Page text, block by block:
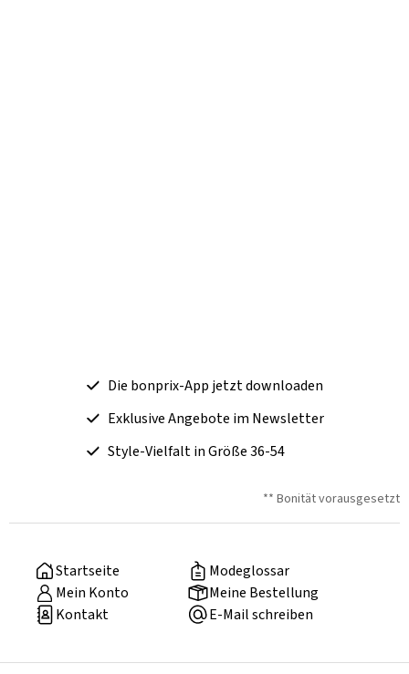
Die bonprix-App jetzt downloaden
Exklusive Angebote im Newsletter
Style-Vielfalt in Größe 36-54
** Bonität vorausgesetzt
Startseite
Modeglossar
Mein Konto
Meine Bestellung
Kontakt
E-Mail schreiben